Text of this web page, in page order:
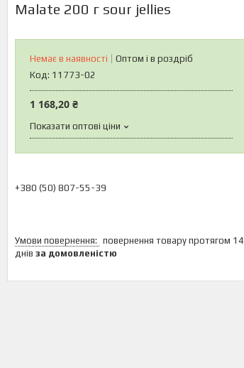
Malate 200 г sour jellies
Немає в наявності
Оптом і в роздріб
Код: 11773-02
1 168,20 ₴
Показати оптові ціни
+380 (50) 807-55-39
повернення товару протягом 14
днів за домовленістю